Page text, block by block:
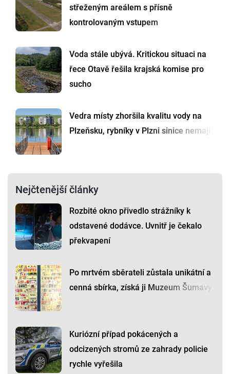
střeženým areálem s přísně
kontrolovaným vstupem
Voda stále ubývá. Kritickou situaci na
řece Otavě řešila krajská komise pro
sucho
Vedra místy zhoršila kvalitu vody na
Plzeňsku, rybníky v Plzni sinice nemají
Nejčtenější články
Rozbité okno přivedlo strážníky k
odstavené dodávce. Uvnitř je čekalo
překvapení
Po mrtvém sběrateli zůstala unikátní a
cenná sbírka, získá ji Muzeum Šumavy
Kuriózní případ pokácených a
odcizených stromů ze zahrady policie
rychle vyřešila